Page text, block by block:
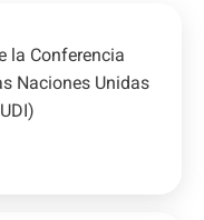
la Conferencia
Naciones Unidas